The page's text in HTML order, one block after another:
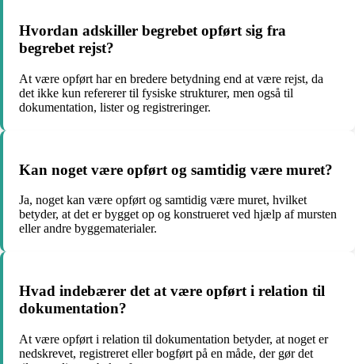
Hvordan adskiller begrebet opført sig fra
begrebet rejst?
At være opført har en bredere betydning end at være rejst, da
det ikke kun refererer til fysiske strukturer, men også til
dokumentation, lister og registreringer.
Kan noget være opført og samtidig være muret?
Ja, noget kan være opført og samtidig være muret, hvilket
betyder, at det er bygget op og konstrueret ved hjælp af mursten
eller andre byggematerialer.
Hvad indebærer det at være opført i relation til
dokumentation?
At være opført i relation til dokumentation betyder, at noget er
nedskrevet, registreret eller bogført på en måde, der gør det